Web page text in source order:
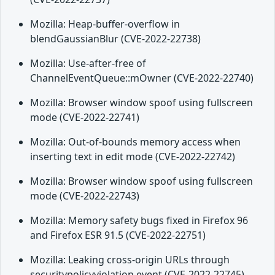
Mozilla: Heap-buffer-overflow in
blendGaussianBlur (CVE-2022-22738)
Mozilla: Use-after-free of
ChannelEventQueue::mOwner (CVE-2022-22740)
Mozilla: Browser window spoof using fullscreen
mode (CVE-2022-22741)
Mozilla: Out-of-bounds memory access when
inserting text in edit mode (CVE-2022-22742)
Mozilla: Browser window spoof using fullscreen
mode (CVE-2022-22743)
Mozilla: Memory safety bugs fixed in Firefox 96
and Firefox ESR 91.5 (CVE-2022-22751)
Mozilla: Leaking cross-origin URLs through